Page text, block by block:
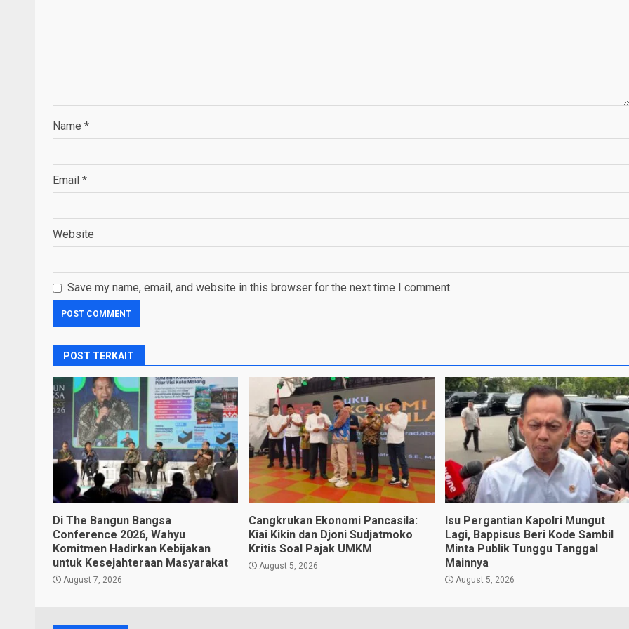
Name *
Email *
Website
Save my name, email, and website in this browser for the next time I comment.
POST TERKAIT
Di The Bangun Bangsa
Conference 2026, Wahyu
Komitmen Hadirkan Kebijakan
untuk Kesejahteraan Masyarakat
August 7, 2026
Cangkrukan Ekonomi Pancasila:
Kiai Kikin dan Djoni Sudjatmoko
Kritis Soal Pajak UMKM
August 5, 2026
Isu Pergantian Kapolri Mungut
Lagi, Bappisus Beri Kode Sambil
Minta Publik Tunggu Tanggal
Mainnya
August 5, 2026